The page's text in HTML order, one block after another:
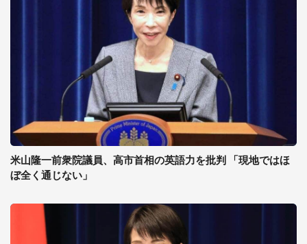
米山隆一前衆院議員、高市首相の英語力を批判 「現地ではほ
ぼ全く通じない」